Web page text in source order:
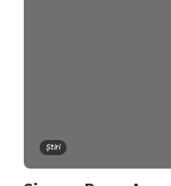
Știri